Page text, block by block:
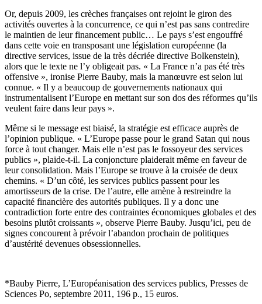
Or, depuis 2009, les crèches françaises ont rejoint le giron des
activités ouvertes à la concurrence, ce qui n’est pas sans contredire
le maintien de leur financement public… Le pays s’est engouffré
dans cette voie en transposant une législation européenne (la
directive services, issue de la très décriée directive Bolkenstein),
alors que le texte ne l’y obligeait pas. « La France n’a pas été très
offensive », ironise Pierre Bauby, mais la manœuvre est selon lui
connue. « Il y a beaucoup de gouvernements nationaux qui
instrumentalisent l’Europe en mettant sur son dos des réformes qu’ils
veulent faire dans leur pays ».
Même si le message est biaisé, la stratégie est efficace auprès de
l’opinion publique. « L’Europe passe pour le grand Satan qui nous
force à tout changer. Mais elle n’est pas le fossoyeur des services
publics », plaide-t-il. La conjoncture plaiderait même en faveur de
leur consolidation. Mais l’Europe se trouve à la croisée de deux
chemins. « D’un côté, les services publics passent pour les
amortisseurs de la crise. De l’autre, elle amène à restreindre la
capacité financière des autorités publiques. Il y a donc une
contradiction forte entre des contraintes économiques globales et des
besoins plutôt croissants », observe Pierre Bauby. Jusqu’ici, peu de
signes concourent à prévoir l’abandon prochain de politiques
d’austérité devenues obsessionnelles.
*Bauby Pierre, L’Européanisation des services publics, Presses de
Sciences Po, septembre 2011, 196 p., 15 euros.